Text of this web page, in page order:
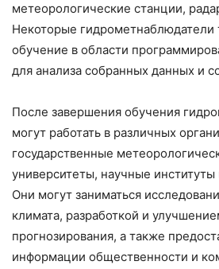
метеорологические станции,
Некоторые гидрометнаблюдатели
обучение в области
для анализа собранных данных и
После завершения обучения
могут работать в различных
государственные
университеты, научные
Они могут заниматься
климата, разработкой и
прогнозирования, а также
информации общественности и